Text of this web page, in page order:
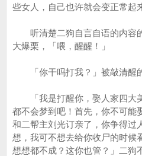
些女人，自己也许就会变正常起
听清楚二狗自言自语的内容
大爆栗，「喂，醒醒！」
「你干吗打我？」被敲清醒的
「我是打醒你，娶人家四大
都不会梦到吧！首先，你不可能
和二帮主刘光订亲了，你争得过
想，我可不想去给你收尸的时候
想想都不成？这你也管？」二狗